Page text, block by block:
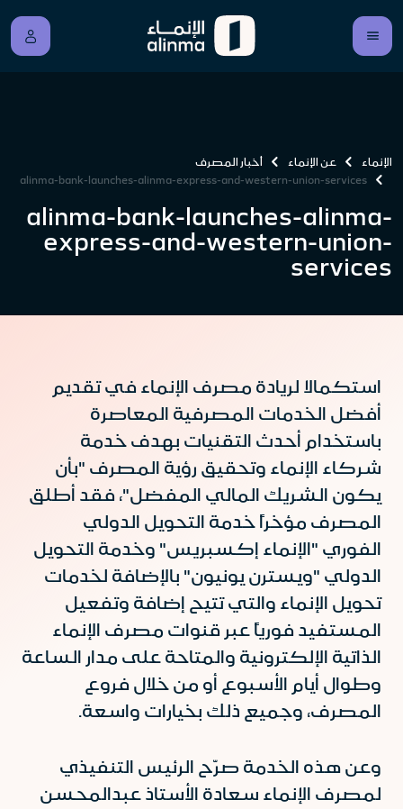
الإنماء عن الإنماء
أخبار المصرف
alinma-bank-launches-alinma-express-and-western-union-services
alinma-bank-launches-alinma-
express-and-western-union-
services
استكمالا لريادة مصرف الإنماء في تقديم
أفضل الخدمات المصرفية المعاصرة
باستخدام أحدث التقنيات بهدف خدمة
شركاء الإنماء وتحقيق رؤية المصرف "بأن
يكون الشريك المالي المفضل"، فقد أطلق
المصرف مؤخراً خدمة التحويل الدولي
الفوري "الإنماء إكسبريس" وخدمة التحويل
الدولي "ويسترن يونيون" بالإضافة لخدمات
تحويل الإنماء والتي تتيح إضافة وتفعيل
المستفيد فورياً عبر قنوات مصرف الإنماء
الذاتية الإلكترونية والمتاحة على مدار الساعة
وطوال أيام الأسبوع أو من خلال فروع
المصرف، وجميع ذلك بخيارات واسعة.
وعن هذه الخدمة صرّح الرئيس التنفيذي
لمصرف الإنماء سعادة الأستاذ عبدالمحسن